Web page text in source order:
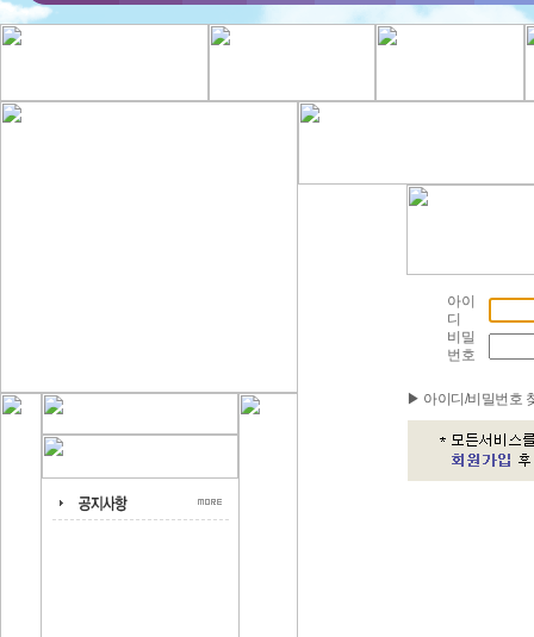
아이
디
비밀
번호
▶ 아이디/비밀번호